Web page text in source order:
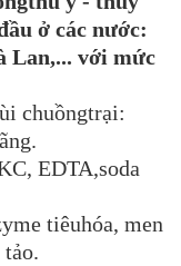
ở các nước:
Lan,... với mức
chuồngtrại:
EDTA,soda
tiêuhóa, men